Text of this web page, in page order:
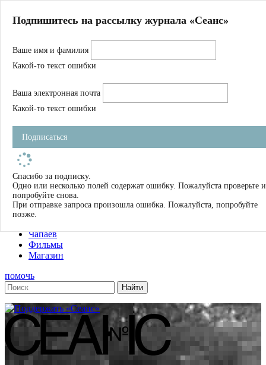
Магазин
Журнал
Школа
Устав
Фильмы
Имена
Тэги
О нас
Журнал
Книги
Чапаев
Фильмы
Магазин
помочь
Подпишитесь на рассылку журнала «Сеанс»
Ваше имя и фамилия
Какой-то текст ошибки
Ваша электронная почта
Какой-то текст ошибки
Подписаться
Спасибо за подписку.
Одно или несколько полей содержат ошибку. Пожалуйста проверьте и
попробуйте снова.
При отправке запроса произошла ошибка. Пожалуйста, попробуйте
позже.